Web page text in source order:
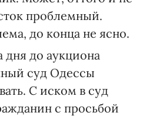
проблемный.
до конца не ясно.
дня до аукциона
суд Одессы
С иском в суд
с просьбой